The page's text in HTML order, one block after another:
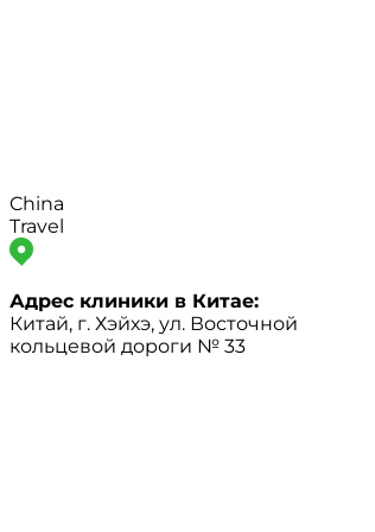
China
Travel
Адрес клиники в Китае:
Китай, г. Хэйхэ, ул. Восточной
кольцевой дороги № 33